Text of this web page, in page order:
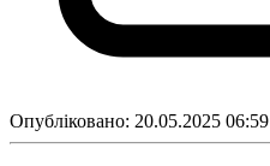
Опубліковано: 20.05.2025 06:59